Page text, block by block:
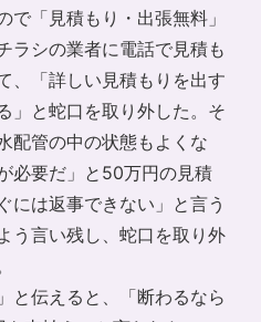
「見積もり・出張無料」
ラシの業者に電話で見積も
、「詳しい見積もりを出す
」と蛇口を取り外した。そ
配管の中の状態もよくな
必要だ」と50万円の見積
には返事できない」と言う
う言い残し、蛇口を取り外
と伝えると、「断わるなら